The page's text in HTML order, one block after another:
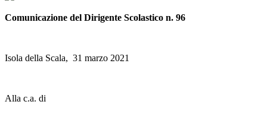
Comunicazione del Dirigente Scolastico n. 96
Isola della Scala, 31 marzo 2021
Alla c.a. di